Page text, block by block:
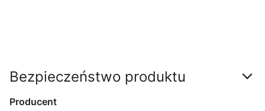
Bezpieczeństwo produktu
Producent